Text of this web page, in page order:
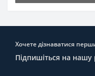
Хочете дізнаватися
Підпишіться на нашу